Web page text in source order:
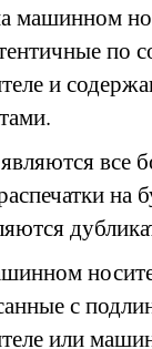
машинном
по
и
все
на
с
или